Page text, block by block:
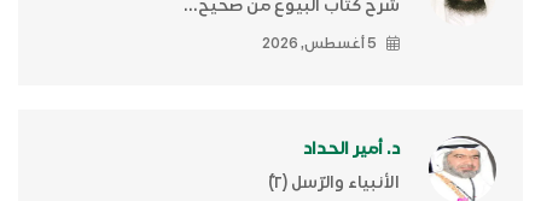
شرح كتاب البيوع من صحيح...
5 أغسطس, 2026
د. أمير الحداد
الأنبياء والرّسل (٢)ّ